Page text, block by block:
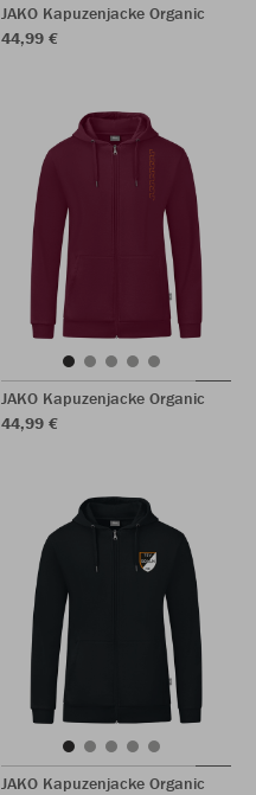
JAKO Kapuzenjacke Organic
44,99 €
JAKO Kapuzenjacke Organic
44,99 €
JAKO Kapuzenjacke Organic